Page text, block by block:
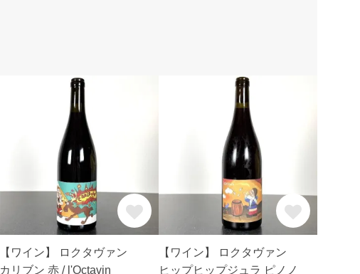
【ワイン】 ロクタヴァン
カリブン 赤 / l'Octavin
【ワイン】 ロクタヴァン
ヒップヒップジュラ ピノノ